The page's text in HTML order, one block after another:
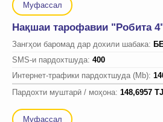
Муфассал
Нақшаи тарофавии "Робита
Зангҳои баромад дар дохили шабака:
SMS-и пардохтшуда: 400
Интернет-трафики пардохтшуда (Mb):
Пардохти муштарӣ / моҳона: 148,6957
Муфассал